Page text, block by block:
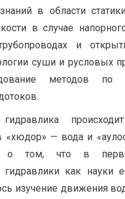
в области
в случае
и
суши и русловых
методов по
«хюдор» — вода и
о том, что в
как науки
изучение движения